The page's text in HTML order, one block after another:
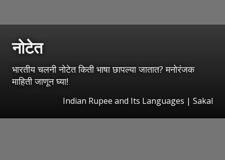
नोटेत
भारतीय चलनी नोटेत किती भाषा छापल्या जातात? मनोरंजक
माहिती जाणून घ्या!
Indian Rupee and Its Languages | Sakal